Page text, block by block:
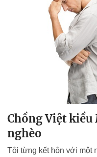
Chồng Việt kiều
nghèo
Tôi từng kết hôn với một